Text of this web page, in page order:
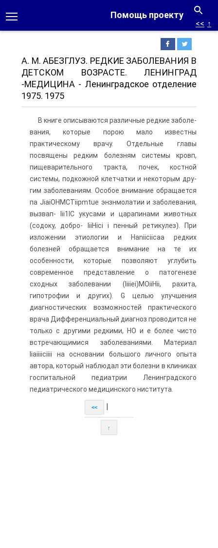
Помощь проекту
<< ↑
А. М. АБЕЗГЛУЗ. РЕДКИЕ ЗАБОЛЕВАНИЯ В
ДЕТСКОМ ВОЗРАСТЕ. ЛЕНИНГРАД
-МЕДИЦИНА - Ленинградское отделение
1975. 1975
В книге описываются различные редкие заболе­
вания, которые порою мало известны
практическому врачу. Отдельные главы
посвящены редким болезням системы кровп,
пищеварительного тракта, почек, кост­ной
системы, подкожной клетчатки и некоторым дру­
гим заболеваниям. Особое внимание обращается
па JiaiOHMCTiipmtue энзнмолатии и заболевания,
вызвап- Iii1IC укусами и царапинами животных
(содоку, добро- IiiHici і пенный ретикулез). При
изложении этиологии и Haniiciicaa редких
болезней обращается внимание на те их
особенности, которые позволяют углубить
современное представление о патогенезе
сходных за­болевании (Iiiiei)MOiiHii, рахита,
гипотрофии и дру­гих). G целью улучшения
диагностических возмож­ностей практического
врача Дифференциальный диаг­ноз проводится не
только с другими редкими, HO и е более чисто
встречающимися заболеваниями. Мате­риал
Iiaiiiiciiii на основании большого личного опыта
автора, который наблюдал эти болезни в клиниках
госпитальной педиатрии Ленинградского
педиатриче­ского медицинского ниститута.
<<
↑